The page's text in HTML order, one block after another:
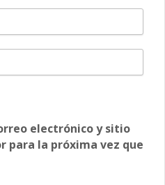
electrónico y sitio
para la próxima vez que